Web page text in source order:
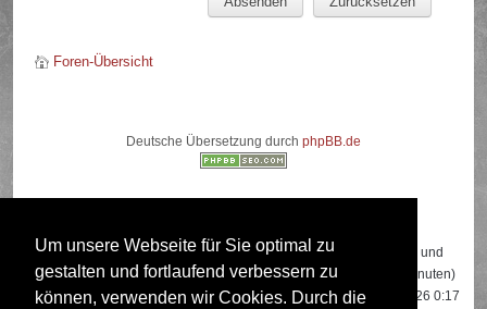
Um unsere Webseite für Sie optimal zu
gestalten und fortlaufend verbessern zu
können, verwenden wir Cookies. Durch die
Foren-Übersicht
Deutsche Übersetzung durch phpBB.de
Insgesamt sind516Besucher online: 2 registrierte, 0 unsichtbare und
514 Gäste (basierend auf den aktiven Besuchern der letzten 5 Minuten)
Der Besucherrekord liegt bei22108Besuchern, die am 13.04.2026 0:17